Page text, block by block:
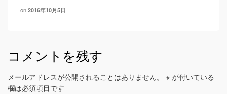
on 2016年10月5日
コメントを残す
メールアドレスが公開されることはありません。 ※ が付いている
欄は必須項目です